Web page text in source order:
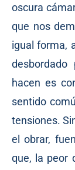
oscura
que nos
igual forma,
hacen es
sentido
tensiones.
el obrar,
que, la peor